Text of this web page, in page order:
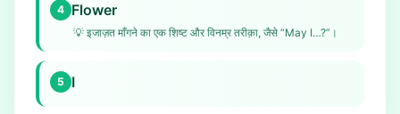
4 Flower
💡 इजाज़त माँगने का एक शिष्ट और विनम्र तरीक़ा, जैसे “May I…?”।
5 I